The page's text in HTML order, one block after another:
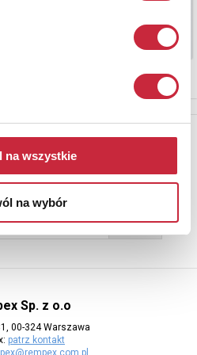
na wszystkie
na wybór
nowych aukcjach, prosimy podać
e-mail
Sp. z o.o
00-324 Warszawa
patrz kontakt